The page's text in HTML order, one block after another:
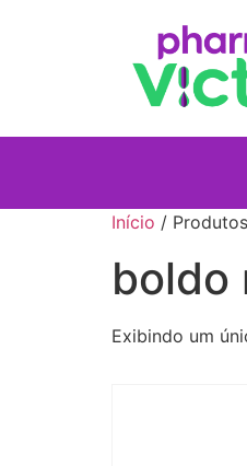
Início /
boldo
Exibindo um